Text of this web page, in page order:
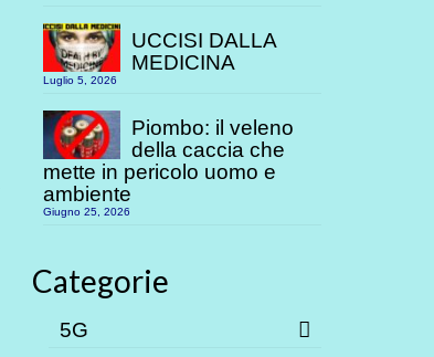
UCCISI DALLA
MEDICINA
Luglio 5, 2026
Piombo: il veleno
della caccia che
mette in pericolo uomo e
ambiente
Giugno 25, 2026
Categorie
5G